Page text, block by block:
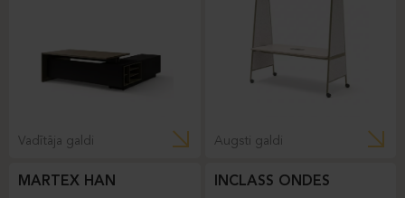
Vadītāja galdi Augsti galdi
MARTEX HAN INCLASS ONDES